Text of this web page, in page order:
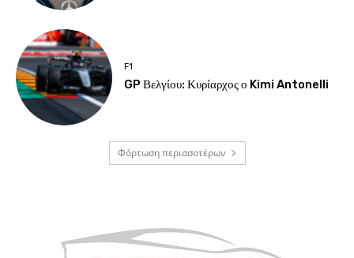
F1
GP Βελγίου: Κυρίαρχος ο Kimi Antonelli
Φόρτωση περισσοτέρων